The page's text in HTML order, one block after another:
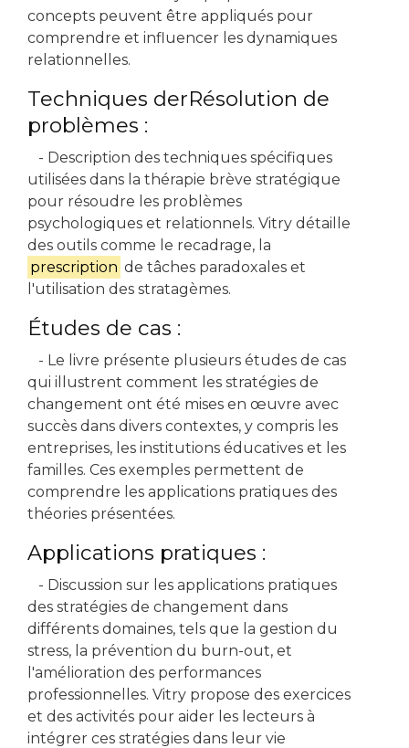
concepts peuvent être appliqués pour
comprendre et influencer les dynamiques
relationnelles.
Techniques derRésolution de
problèmes :
- Description des techniques spécifiques
utilisées dans la thérapie brève stratégique
pour résoudre les problèmes
psychologiques et relationnels. Vitry détaille
des outils comme le recadrage, la
prescription de tâches paradoxales et
l'utilisation des stratagèmes.
Études de cas :
- Le livre présente plusieurs études de cas
qui illustrent comment les stratégies de
changement ont été mises en œuvre avec
succès dans divers contextes, y compris les
entreprises, les institutions éducatives et les
familles. Ces exemples permettent de
comprendre les applications pratiques des
théories présentées.
Applications pratiques :
- Discussion sur les applications pratiques
des stratégies de changement dans
différents domaines, tels que la gestion du
stress, la prévention du burn-out, et
l'amélioration des performances
professionnelles. Vitry propose des exercices
et des activités pour aider les lecteurs à
intégrer ces stratégies dans leur vie